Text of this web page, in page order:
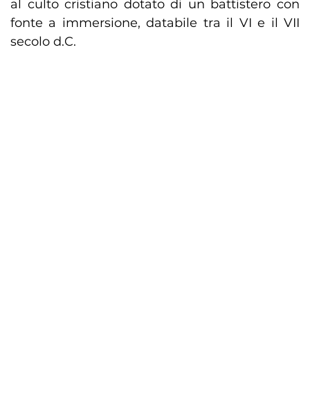
al culto cristiano dotato di un battistero con
fonte a immersione, databile tra il VI e il VII
secolo d.C.